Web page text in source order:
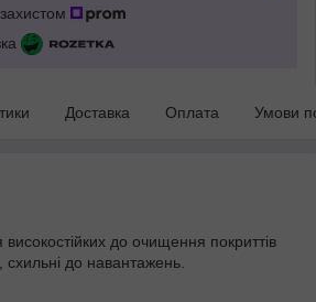
Доставка Оплата Умови
до очищення покриттів
схильні до навантажень.